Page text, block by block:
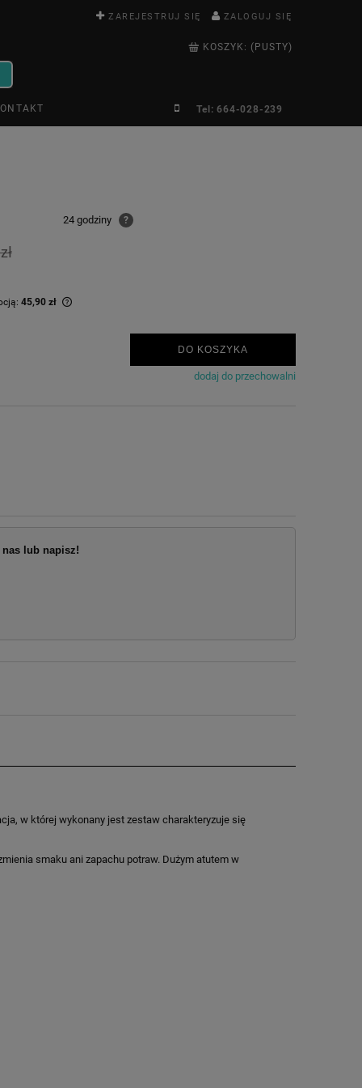
ZAREJESTRUJ SIĘ ZALOGUJ SIĘ
KOSZYK: (PUSTY)
Tel: 664-028-239
24 godziny ?
45,90 zł
niż 30
od
w
DO KOSZYKA
dodaj do przechowalni
lub napisz!
w której wykonany jest zestaw charakteryzuje się
smaku ani zapachu potraw. Dużym atutem w